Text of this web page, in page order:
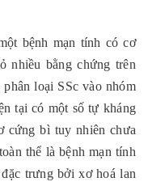
bệnh mạn tính có cơ
nhiều bằng chứng trên
loại SSc vào nhóm
tại có một số tự kháng
cứng bì tuy nhiên chưa
thể là bệnh mạn tính
trưng bởi xơ hoá lan